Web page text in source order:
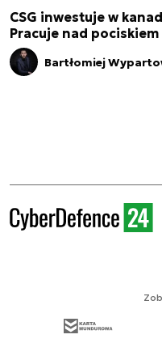
CSG inwestuje w
Pracuje nad
Bartłomiej